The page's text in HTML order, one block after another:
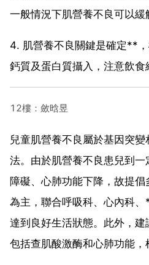
一般情況下肌營養不良可以緩
4. 肌營養不良關鍵是確定**
鈣質及蛋白質攝入，注意飲食
12樓：斂晗昱
兒童肌營養不良屬於基因突
法。由於肌營養不良患兒到
障礙、心肺功能下降，故提
為主，聯合呼吸科、心內科
達到良好生活狀態。此外，建
包括查肌酸激酶和心肺功能，